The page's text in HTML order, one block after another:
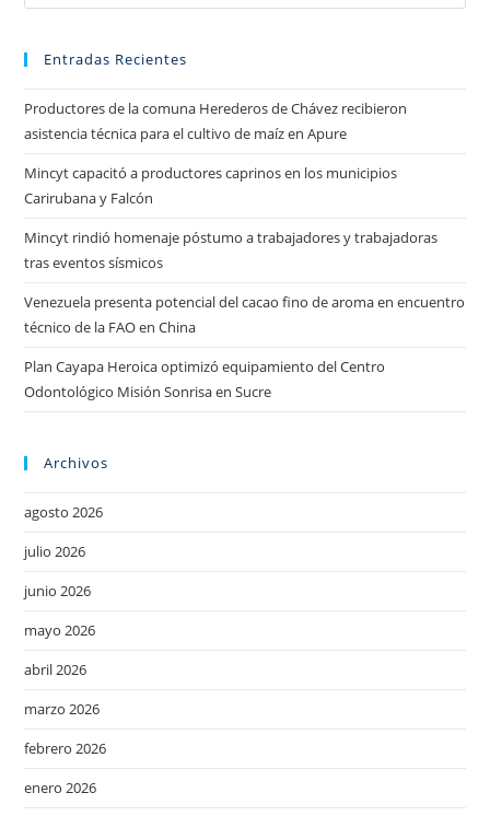
Entradas Recientes
Productores de la comuna Herederos de Chávez recibieron
asistencia técnica para el cultivo de maíz en Apure
Mincyt capacitó a productores caprinos en los municipios
Carirubana y Falcón
Mincyt rindió homenaje póstumo a trabajadores y trabajadoras
tras eventos sísmicos
Venezuela presenta potencial del cacao fino de aroma en encuentro
técnico de la FAO en China
Plan Cayapa Heroica optimizó equipamiento del Centro
Odontológico Misión Sonrisa en Sucre
Archivos
agosto 2026
julio 2026
junio 2026
mayo 2026
abril 2026
marzo 2026
febrero 2026
enero 2026